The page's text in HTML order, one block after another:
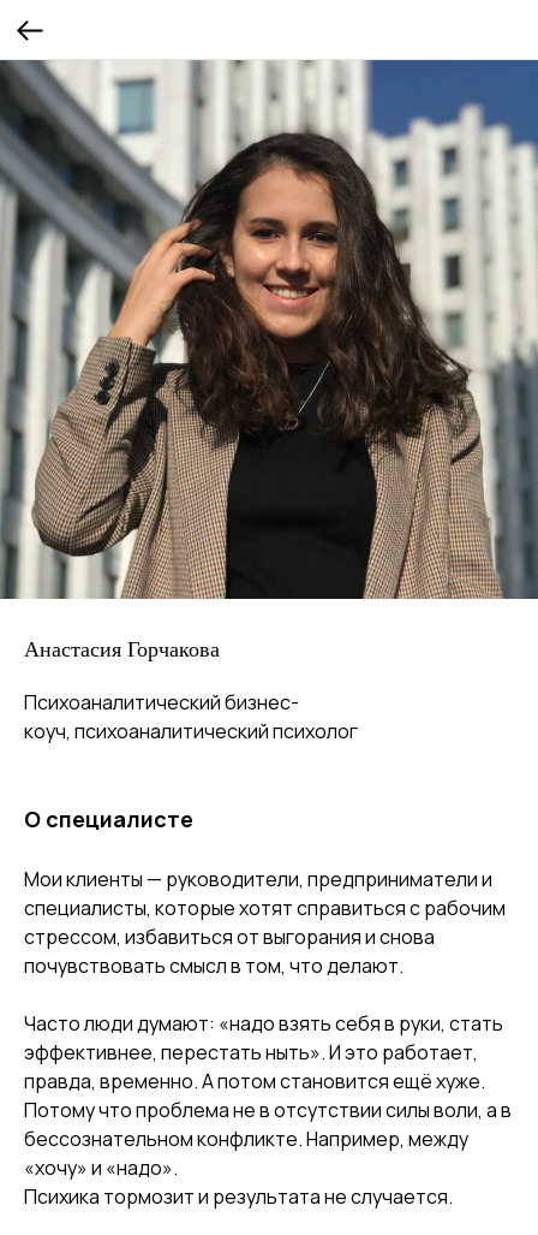
Анастасия Горчакова
Психоаналитический бизнес-
коуч, психоаналитический психолог
О специалисте
Мои клиенты — руководители, предприниматели и
специалисты, которые хотят справиться с рабочим
стрессом, избавиться от выгорания и снова
почувствовать смысл в том, что делают.
Часто люди думают: «надо взять себя в руки, стать
эффективнее, перестать ныть». И это работает,
правда, временно. А потом становится ещё хуже.
Потому что проблема не в отсутствии силы воли, а в
бессознательном конфликте. Например, между
«хочу» и «надо».
Психика тормозит и результата не случается.